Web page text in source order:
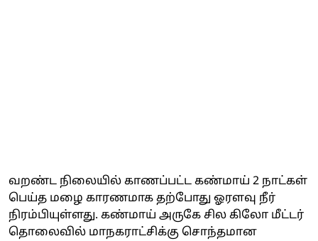
வறண்ட நிலையில் காணப்பட்ட கண்மாய் 2 நாட்கள்
பெய்த மழை காரணமாக தற்போது ஓரளவு நீர்
நிரம்பியுள்ளது. கண்மாய் அருகே சில கிலோ மீட்டர்
தொலைவில் மாநகராட்சிக்கு சொந்தமான